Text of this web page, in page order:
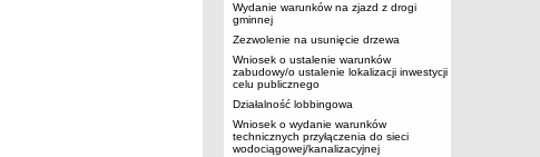
Wydanie warunków na zjazd z drogi
gminnej
Zezwolenie na usunięcie drzewa
Wniosek o ustalenie warunków
zabudowy/o ustalenie lokalizacji inwestycji
celu publicznego
Działalność lobbingowa
Wniosek o wydanie warunków
technicznych przyłączenia do sieci
wodociągowej/kanalizacyjnej